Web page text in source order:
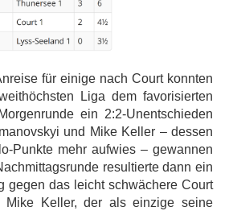
für einige nach Court konnten
Liga dem favorisierten
ein 2:2-Unentschieden
und Mike Keller – dessen
Punkte mehr aufwies – gewannen
resultierte dann ein
gegen das leicht schwächere Court
Mike Keller, der als einzige seine